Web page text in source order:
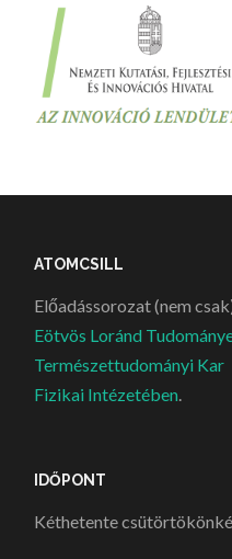
ATOMCSILL
Előadássorozat (nem
Eötvös Loránd
Természettudományi Kar
Fizikai Intézetében
IDŐPONT
Kéthetente